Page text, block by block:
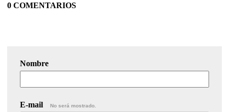
0 COMENTARIOS
Nombre
E-mail No será mostrado.